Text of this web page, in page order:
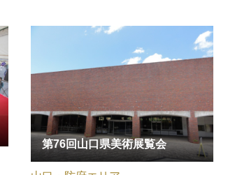
第76回山口県美術展覧会